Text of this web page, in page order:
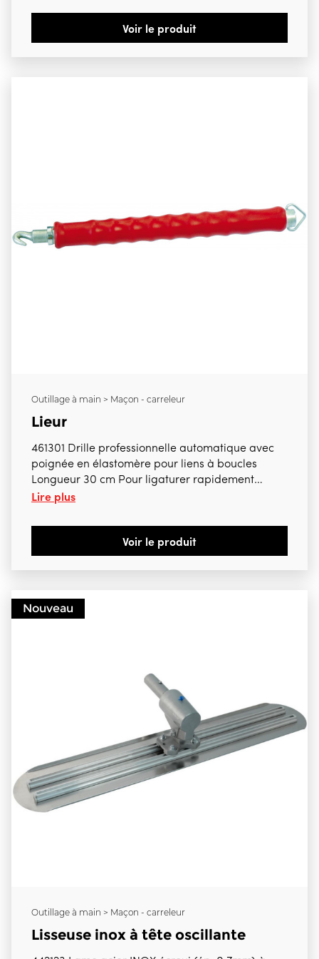
Voir le produit
Outillage à main > Maçon - carreleur
Lieur
461301 Drille professionnelle automatique avec
poignée en élastomère pour liens à boucles
Longueur 30 cm Pour ligaturer rapidement
clotures, armatures métalliques, paillasses,...
Lire plus
Voir le produit
Nouveau
Outillage à main > Maçon - carreleur
Lisseuse inox à tête oscillante